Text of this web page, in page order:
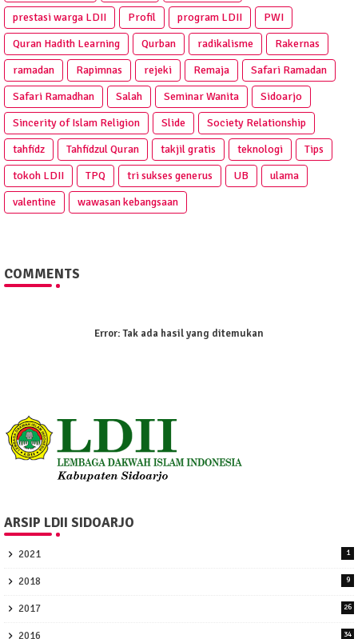
prestasi warga LDII
Profil program LDII
PWI
Quran Hadith Learning
Qurban radikalisme
Rakernas
ramadan
Rapimnas rejeki Remaja
Safari Ramadan
Safari Ramadhan
Salah Seminar Wanita
Sidoarjo
Sincerity of Islam Religion
Slide
Society Relationship
tahfidz
Tahfidzul Quran takjil gratis teknologi
Tips
tokoh LDII
TPQ tri sukses generus UB
ulama
valentine
wawasan kebangsaan
COMMENTS
Error:Tak ada hasil yang ditemukan
ARSIP LDII SIDOARJO
2021 1
2018 9
2017 26
2016 34